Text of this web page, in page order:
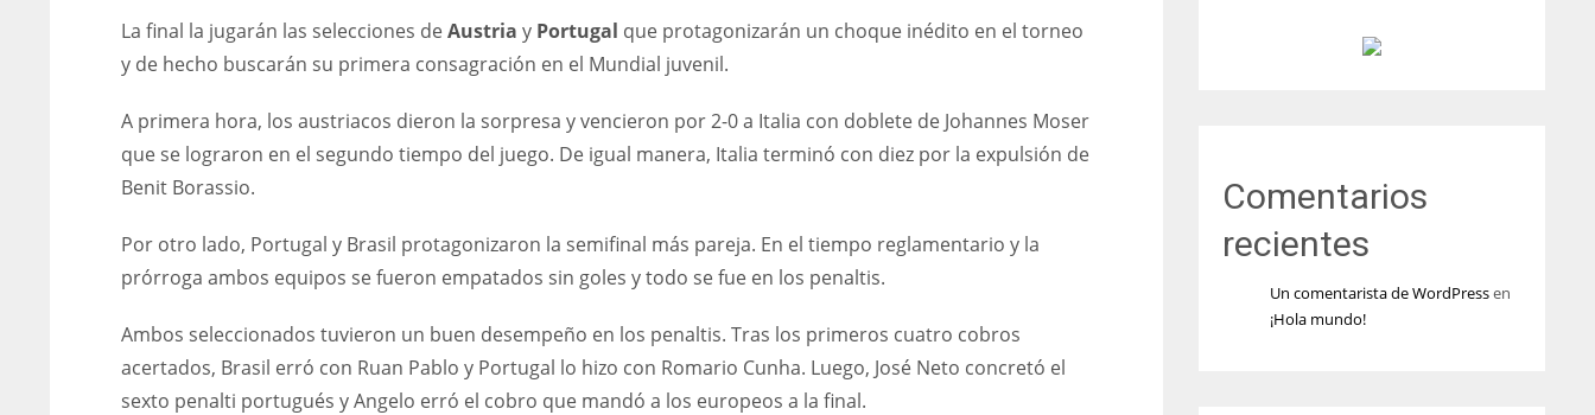
La final la jugarán las selecciones deAustria y Portugal que protagonizarán un choque inédito en el torneo
y de hecho buscarán su primera consagración en el Mundial juvenil.
A primera hora, los austriacos dieron la sorpresa y vencieron por 2-0 a Italia con doblete de Johannes Moser
que se lograron en el segundo tiempo del juego. De igual manera, Italia terminó con diez por la expulsión de
Benit Borassio.
Por otro lado, Portugal y Brasil protagonizaron la semifinal más pareja. En el tiempo reglamentario y la
prórroga ambos equipos se fueron empatados sin goles y todo se fue en los penaltis.
Ambos seleccionados tuvieron un buen desempeño en los penaltis. Tras los primeros cuatro cobros
acertados, Brasil erró con Ruan Pablo y Portugal lo hizo con Romario Cunha. Luego, José Neto concretó el
sexto penalti portugués y Angelo erró el cobro que mandó a los europeos a la final.
Comentarios
recientes
Un comentarista de WordPressen
¡Hola mundo!